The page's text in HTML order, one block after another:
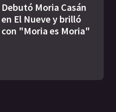
Debutó Moria Casán
en El Nueve y brilló
con "Moria es Moria"